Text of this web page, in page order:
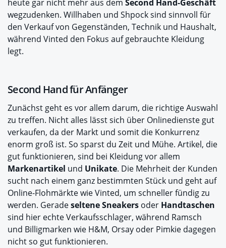
heute gar nicht mehr aus dem Second Hand-Geschäft
wegzudenken. Willhaben und Shpock sind sinnvoll für
den Verkauf von Gegenständen, Technik und Haushalt,
während Vinted den Fokus auf gebrauchte Kleidung
legt.
Second Hand für Anfänger
Zunächst geht es vor allem darum, die richtige Auswahl
zu treffen. Nicht alles lässt sich über Onlinedienste gut
verkaufen, da der Markt und somit die Konkurrenz
enorm groß ist. So sparst du Zeit und Mühe. Artikel, die
gut funktionieren, sind bei Kleidung vor allem
Markenartikel und Unikate. Die Mehrheit der Kunden
sucht nach einem ganz bestimmten Stück und geht auf
Online-Flohmärkte wie Vinted, um schneller fündig zu
werden. Geradeseltene Sneakers oder Handtaschen
sind hier echte Verkaufsschlager, während Ramsch
und Billigmarken wie H&M, Orsay oder Pimkie dagegen
nicht so gut funktionieren.